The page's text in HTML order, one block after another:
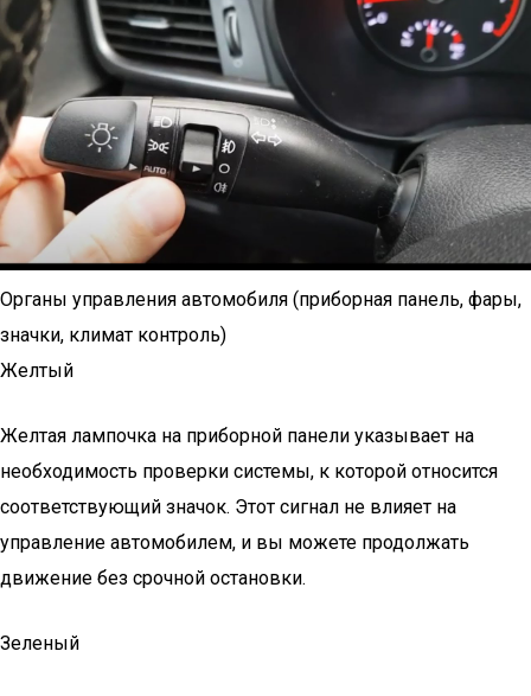
Органы управления автомобиля (приборная панель, фары,
значки, климат контроль)
Желтый
Желтая лампочка на приборной панели указывает на
необходимость проверки системы, к которой относится
соответствующий значок. Этот сигнал не влияет на
управление автомобилем, и вы можете продолжать
движение без срочной остановки.
Зеленый